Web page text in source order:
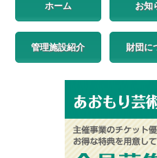
ホーム お知
管理施設紹介 財団に